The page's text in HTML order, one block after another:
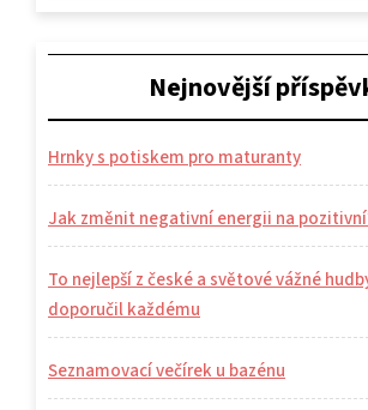
Nejnovější
Hrnky s potiskem pro maturanty
Jak změnit negativní energii na
To nejlepší z české a světové vážné
doporučil každému
Seznamovací večírek u bazénu